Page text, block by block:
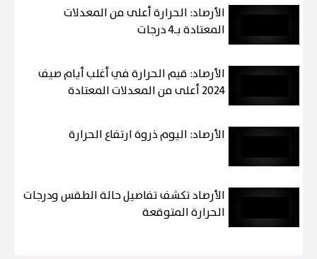
الأرصاد: الحرارة أعلى من المعدلات
المعتادة بـ4 درجات
الأرصاد: قيم الحرارة في أغلب أيام صيف
2024 أعلى من المعدلات المعتادة
الأرصاد: اليوم ذروة ارتفاع الحرارة
الأرصاد تكشف تفاصيل حالة الطقس ودرجات
الحرارة المتوقعة